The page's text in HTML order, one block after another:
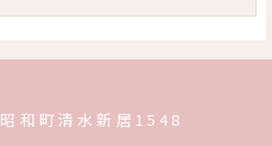
和町清水新居1548